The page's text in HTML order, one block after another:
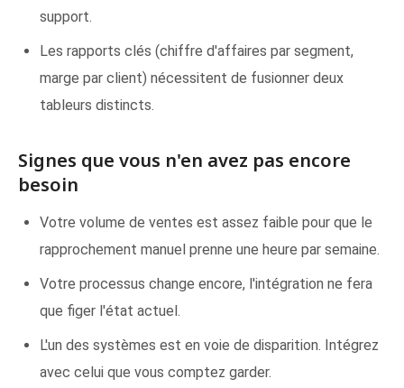
support.
Les rapports clés (chiffre d'affaires par segment,
marge par client) nécessitent de fusionner deux
tableurs distincts.
Signes que vous n'en avez pas encore
besoin
Votre volume de ventes est assez faible pour que le
rapprochement manuel prenne une heure par semaine.
Votre processus change encore, l'intégration ne fera
que figer l'état actuel.
L'un des systèmes est en voie de disparition. Intégrez
avec celui que vous comptez garder.